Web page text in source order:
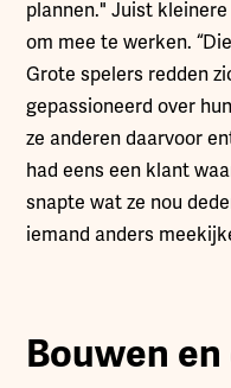
plannen." Juist
om mee te werken.
Grote spelers redden
gepassioneerd over
ze anderen daarvoor
had eens een klant
snapte wat ze nou
iemand anders
Bouwen